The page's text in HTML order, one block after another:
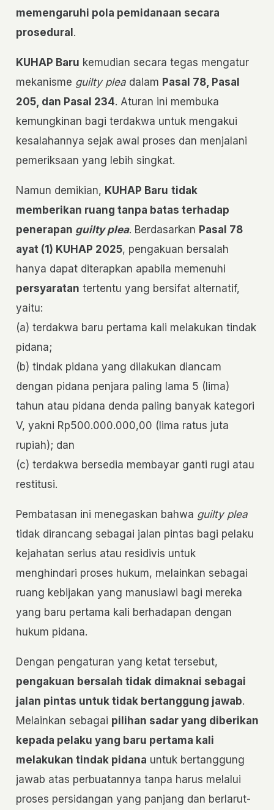
memengaruhi pola pemidanaan secara
prosedural.
KUHAP Baru kemudian secara tegas mengatur
mekanisme guilty pleadalam Pasal 78, Pasal
205, dan Pasal 234. Aturan ini membuka
kemungkinan bagi terdakwa untuk mengakui
kesalahannya sejak awal proses dan menjalani
pemeriksaan yang lebih singkat.
Namun demikian, KUHAP Baru tidak
memberikan ruang tanpa batas terhadap
penerapan guilty plea. Berdasarkan Pasal 78
ayat (1) KUHAP 2025, pengakuan bersalah
hanya dapat diterapkan apabila memenuhi
persyaratan tertentu yang bersifat alternatif,
yaitu:
(a) terdakwa baru pertama kali melakukan tindak
pidana;
(b) tindak pidana yang dilakukan diancam
dengan pidana penjara paling lama 5 (lima)
tahun atau pidana denda paling banyak kategori
V, yakni Rp500.000.000,00 (lima ratus juta
rupiah); dan
(c) terdakwa bersedia membayar ganti rugi atau
restitusi.
Pembatasan ini menegaskan bahwa guilty plea
tidak dirancang sebagai jalan pintas bagi pelaku
kejahatan serius atau residivis untuk
menghindari proses hukum, melainkan sebagai
ruang kebijakan yang manusiawi bagi mereka
yang baru pertama kali berhadapan dengan
hukum pidana.
Dengan pengaturan yang ketat tersebut,
pengakuan bersalah tidak dimaknai sebagai
jalan pintas untuk tidak bertanggung jawab.
Melainkan sebagai pilihan sadar yang diberikan
kepada pelaku yang baru pertama kali
melakukan tindak pidana untuk bertanggung
jawab atas perbuatannya tanpa harus melalui
proses persidangan yang panjang dan berlarut-